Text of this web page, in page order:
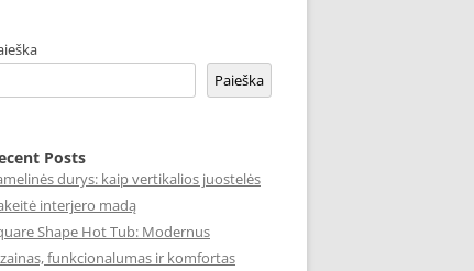
Paieška
Posts
durys: kaip vertikalios juostelės
interjero madą
Shape Hot Tub: Modernus
funkcionalumas ir komfortas